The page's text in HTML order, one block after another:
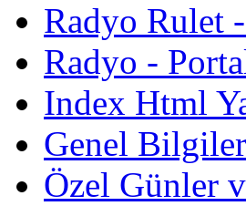
Radyo Rulet
Radyo -
Index Html
Genel Bilgiler
Özel Günler